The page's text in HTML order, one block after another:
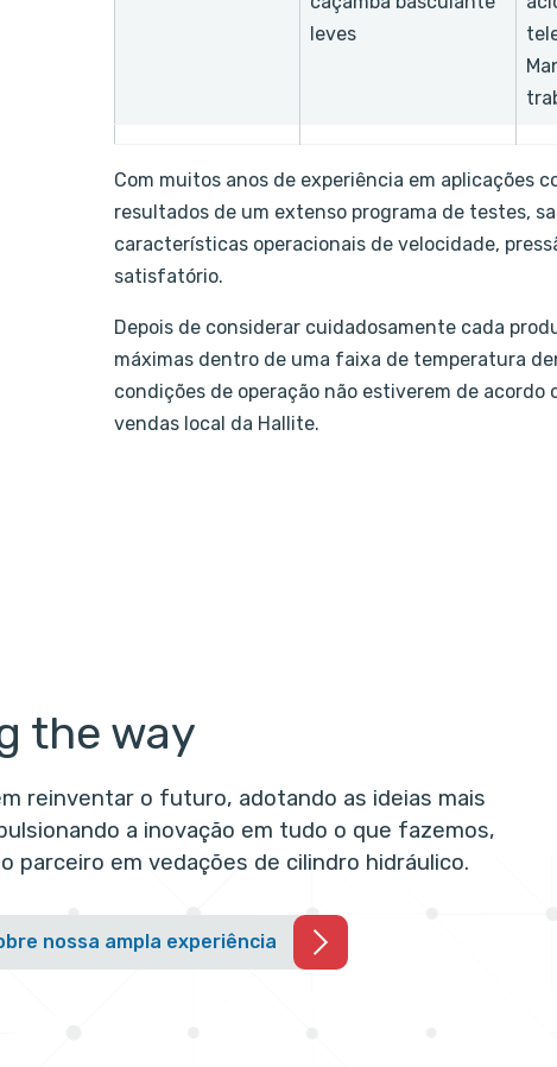
leves
Com muitos anos de experiência em aplicações
resultados de um extenso programa de testes,
características operacionais de velocidade,
satisfatório.
Depois de considerar cuidadosamente cada
máximas dentro de uma faixa de temperatura
condições de operação não estiverem de
vendas local da Hallite.
the way
reinventar o futuro, adotando as ideias mais
a inovação em tudo o que fazemos,
parceiro em vedações de cilindro hidráulico.
nossa ampla experiência